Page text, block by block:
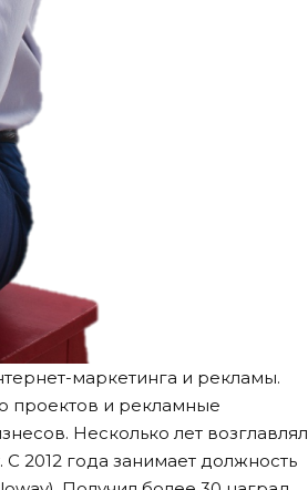
маркетинга и рекламы.
проектов и рекламные
Несколько лет возглавлял
2012 года занимает должность